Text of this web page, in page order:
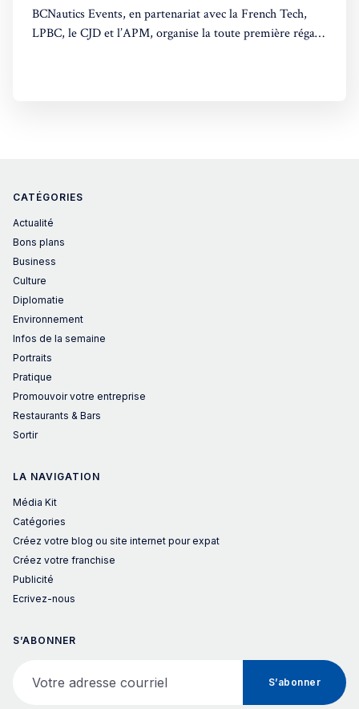
BCNautics Events, en partenariat avec la French Tech,
LPBC, le CJD et l’APM, organise la toute première régate
CATÉGORIES
Actualité
Bons plans
Business
Culture
Diplomatie
Environnement
Infos de la semaine
Portraits
Pratique
Promouvoir votre entreprise
Restaurants & Bars
Sortir
LA NAVIGATION
Média Kit
Catégories
Créez votre blog ou site internet pour expat
Créez votre franchise
Publicité
Ecrivez-nous
S’ABONNER
S’abonner